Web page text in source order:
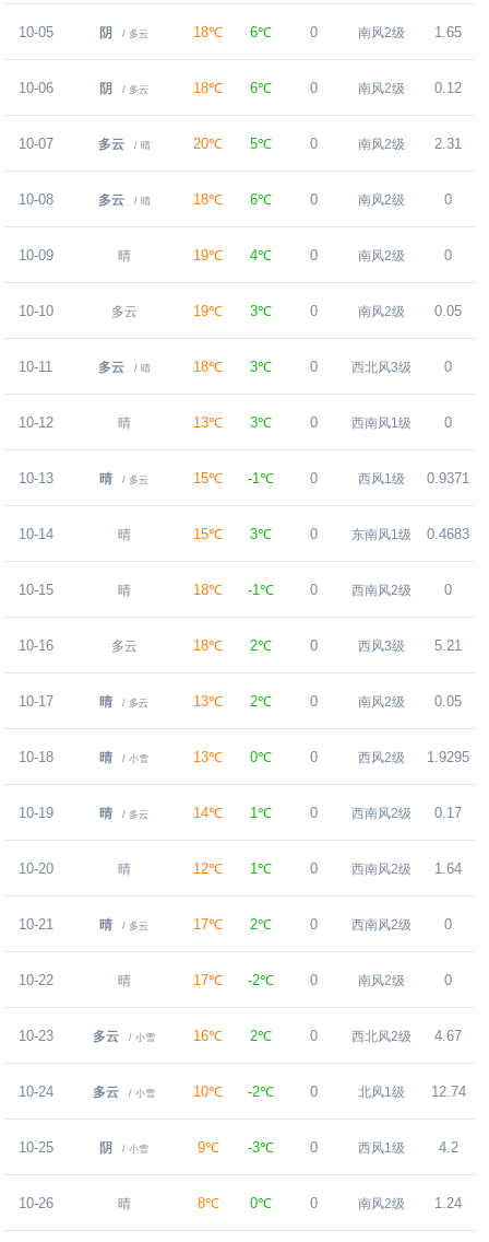
10-05 阴 / 多云 18℃ 6℃ 0 南风2级 1.65
10-06 阴 / 多云 18℃ 6℃ 0 南风2级 0.12
10-07 多云 / 晴 20℃ 5℃ 0 南风2级 2.31
10-08 多云 / 晴 18℃ 6℃ 0 南风2级 0
10-09 晴 19℃ 4℃ 0 南风2级 0
10-10 多云 19℃ 3℃ 0 南风2级 0.05
10-11 多云 / 晴 18℃ 3℃ 0 西北风3级 0
10-12 晴 13℃ 3℃ 0 西南风1级 0
10-13 晴 / 多云 15℃ -1℃ 0 西风1级 0.9371
10-14 晴 15℃ 3℃ 0 东南风1级 0.4683
10-15 晴 18℃ -1℃ 0 西南风2级 0
10-16 多云 18℃ 2℃ 0 西风3级 5.21
10-17 晴 / 多云 13℃ 2℃ 0 南风2级 0.05
10-18 晴 / 小雪 13℃ 0℃ 0 西风2级 1.9295
10-19 晴 / 多云 14℃ 1℃ 0 西南风2级 0.17
10-20 晴 12℃ 1℃ 0 西南风2级 1.64
10-21 晴 / 多云 17℃ 2℃ 0 西南风2级 0
10-22 晴 17℃ -2℃ 0 南风2级 0
10-23 多云 / 小雪 16℃ 2℃ 0 西北风2级 4.67
10-24 多云 / 小雪 10℃ -2℃ 0 北风1级 12.74
10-25 阴 / 小雪 9℃ -3℃ 0 西风1级 4.2
10-26 晴 8℃ 0℃ 0 南风2级 1.24